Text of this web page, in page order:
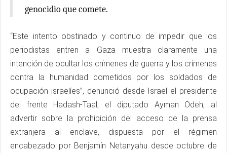
genocidio que comete.
“Este intento obstinado y continuo de impedir que los
periodistas entren a Gaza muestra claramente una
intención de ocultar los crímenes de guerra y los crímenes
contra la humanidad cometidos por los soldados de
ocupación israelíes”, denunció desde Israel el presidente
del frente Hadash-Taal, el diputado Ayman Odeh, al
advertir sobre la prohibición del acceso de la prensa
extranjera al enclave, dispuesta por el régimen
encabezado por Benjamín Netanyahu desde octubre de